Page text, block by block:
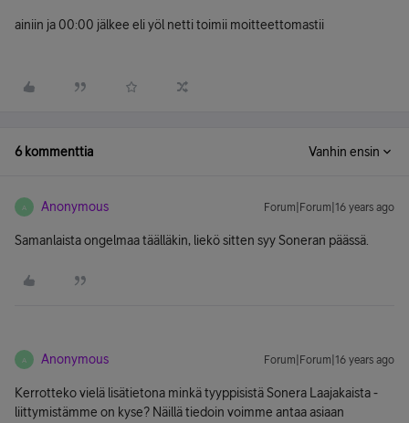
ainiin ja 00:00 jälkee eli yöl netti toimii moitteettomastii
6 kommenttia Vanhin ensin
A Anonymous Forum|Forum|16 years ago
Samanlaista ongelmaa täälläkin, liekö sitten syy Soneran päässä.
A Anonymous Forum|Forum|16 years ago
Kerrotteko vielä lisätietona minkä tyyppisistä Sonera Laajakaista -
liittymistämme on kyse? Näillä tiedoin voimme antaa asiaan